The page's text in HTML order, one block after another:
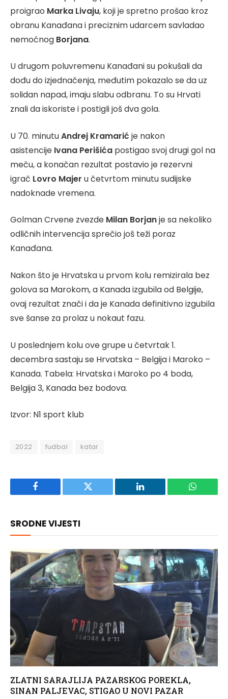
proigrao Marka Livaju, koji je spretno prošao kroz
obranu Kanađana i preciznim udarcem savladao
nemoćnog Borjana.
U drugom poluvremenu Kanađani su pokušali da
dođu do izjednačenja, međutim pokazalo se da uz
solidan napad, imaju slabu odbranu. To su Hrvati
znali da iskoriste i postigli još dva gola.
U 70. minutuAndrej Kramarić je nakon
asistencije Ivana Perišića postigao svoj drugi gol na
meču, a konačan rezultat postavio je rezervni
igrač Lovro Majer u četvrtom minutu sudijske
nadoknade vremena.
Golman Crvene zvezde Milan Borjanje sa nekoliko
odličnih intervencija sprečio još teži poraz
Kanađana.
Nakon što je Hrvatska u prvom kolu remizirala bez
golova sa Marokom, a Kanada izgubila od Belgije,
ovaj rezultat znači i da je Kanada definitivno izgubila
sve šanse za prolaz u nokaut fazu.
U poslednjem kolu ove grupe u četvrtak 1.
decembra sastaju se Hrvatska – Belgija i Maroko –
Kanada. Tabela: Hrvatska i Maroko po 4 boda,
Belgija 3, Kanada bez bodova.
Izvor: N1 sport klub
2022 fudbal katar
Facebook Twitter LinkedIn
SRODNE VIJESTI
ZLATNI SARAJLIJA PAZARSKOG POREKLA,
SINAN PALJEVAC, STIGAO U NOVI PAZAR